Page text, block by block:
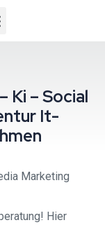
Ki – Social
It-
Marketing
Hier